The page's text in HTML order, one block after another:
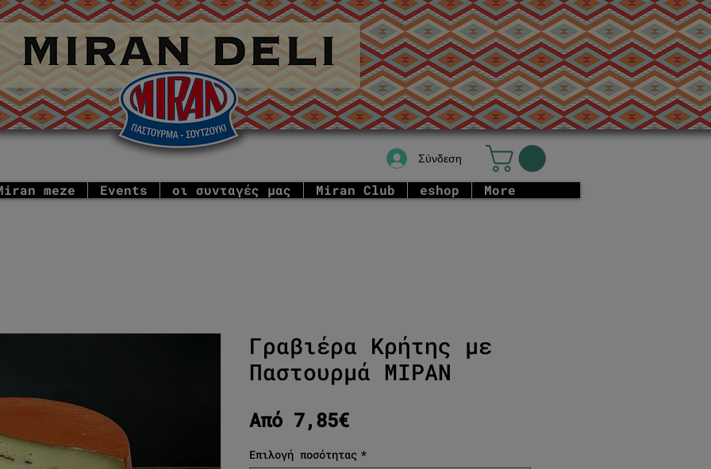
Σύνδεση
meze Events οι συνταγές μας Miran Club eshop More
Γραβιέρα Κρήτης με
Παστουρμά ΜΙΡΑΝ
Από 7,85€Τιμή Έκπτωσης
Επιλογή ποσότητας *